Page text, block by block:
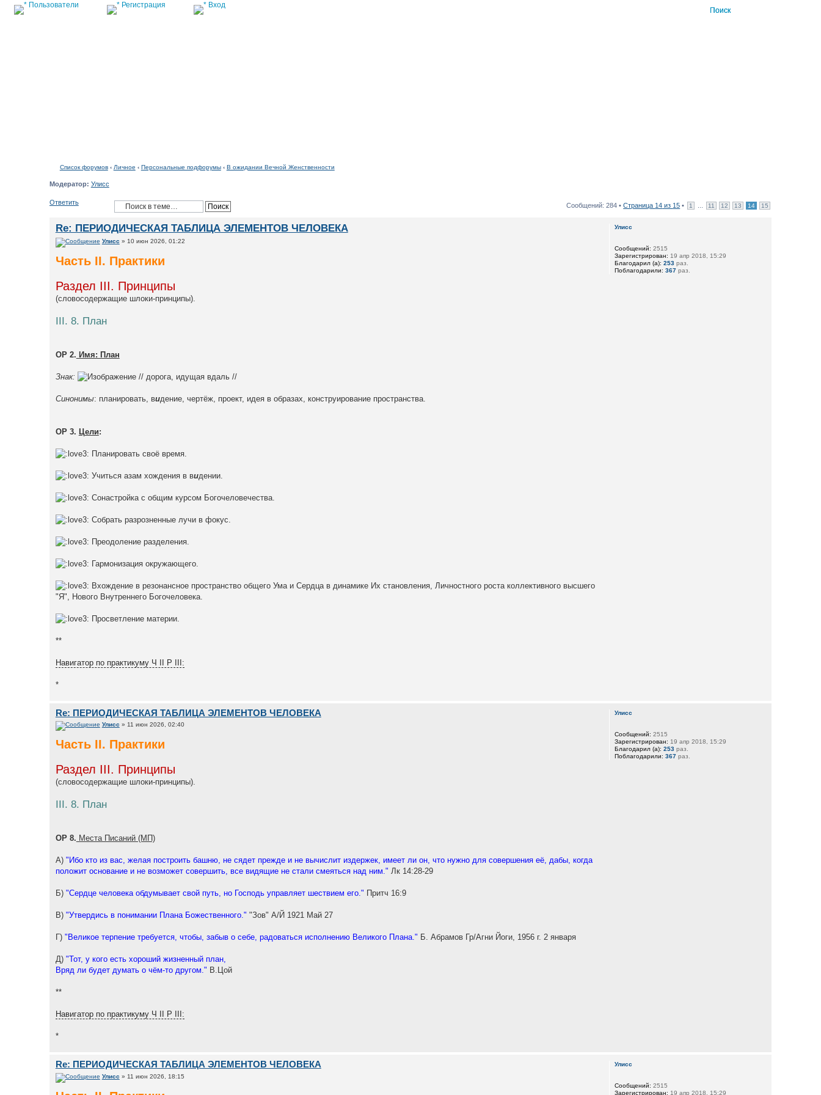
Пользователи Регистрация Вход
Список форумов ‹ Личное ‹ Персональные подфорумы ‹ В ожидании Вечной Женственности
Модератор: Улисс
Ответить Сообщений: 284 •Страница 14 из 15 • 1 11 12 13 14 15
Re: ПЕРИОДИЧЕСКАЯ ТАБЛИЦА ЭЛЕМЕНТОВ ЧЕЛОВЕКА
Улисс » 10 июн 2026, 01:22
Часть II. Практики
Раздел III. Принципы
(словосодержащие шлоки-принципы).
III. 8. План
ОР 2. Имя: План
Знак: // дорога, идущая вдаль //
Синонимы: планировать, видение, чертёж, проект, идея в образах, конструирование пространства.
ОР 3. Цели:
Планировать своё время.
Учиться азам хождения в видении.
Сонастройка с общим курсом Богочеловечества.
Собрать разрозненные лучи в фокус.
Преодоление разделения.
Гармонизация окружающего.
Вхождение в резонансное пространство общего Ума и Сердца в динамике Их становления, Личностного роста коллективного высшего
"Я", Нового Внутреннего Богочеловека.
Просветление материи.
**
Навигатор по практикуму Ч II Р III:
*
Улисс
Сообщений: 2515
Зарегистрирован: 19 апр 2018, 15:29
Благодарил (а): 253раз.
Поблагодарили: 367раз.
Re: ПЕРИОДИЧЕСКАЯ ТАБЛИЦА ЭЛЕМЕНТОВ ЧЕЛОВЕКА
Улисс » 11 июн 2026, 02:40
Часть II. Практики
Раздел III. Принципы
(словосодержащие шлоки-принципы).
III. 8. План
ОР 8. Места Писаний (МП)
А) "Ибо кто из вас, желая построить башню, не сядет прежде и не вычислит издержек, имеет ли он, что нужно для совершения её, дабы, когда
положит основание и не возможет совершить, все видящие не стали смеяться над ним." Лк 14:28-29
Б) "Сердце человека обдумывает свой путь, но Господь управляет шествием его." Притч 16:9
В) "Утвердись в понимании Плана Божественного." "Зов" А/Й 1921 Май 27
Г) "Великое терпение требуется, чтобы, забыв о себе, радоваться исполнению Великого Плана." Б. Абрамов Гр/Агни Йоги, 1956 г. 2 января
Д) "Тот, у кого есть хороший жизненный план,
Вряд ли будет думать о чём-то другом." В.Цой
**
Навигатор по практикуму Ч II Р III:
*
Улисс
Сообщений: 2515
Зарегистрирован: 19 апр 2018, 15:29
Благодарил (а): 253раз.
Поблагодарили: 367раз.
Re: ПЕРИОДИЧЕСКАЯ ТАБЛИЦА ЭЛЕМЕНТОВ ЧЕЛОВЕКА
Улисс » 11 июн 2026, 18:15
Улисс
Сообщений: 2515
Зарегистрирован: 19 апр 2018, 15:29